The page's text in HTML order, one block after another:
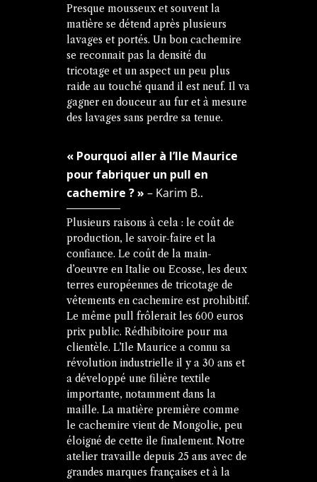
Presque mousseux et souvent la
matière se détend après plusieurs
lavages et portés. Un bon cachemire
se reconnait pas la densité du
tricotage et un aspect un peu plus
raide au touché quand il est neuf. Il va
gagner en douceur au fur et à mesure
des lavages sans perdre sa tenue.
« Pourquoi aller à l’Ile Maurice
pour fabriquer un pull en
cachemire ? » – Karim B..
Plusieurs raisons à cela : le coût de
production, le savoir-faire et la
confiance. Le coût de la main-
d’oeuvre en Italie ou Ecosse, les deux
terres européennes de tricotage de
vêtements en cachemire est prohibitif.
Le même pull frôlerait les 600 euros
prix public. Rédhibitoire pour ma
clientèle. L’Ile Maurice a connu sa
révolution industrielle il y a 30 ans et
a développé une filière textile
importante, notamment dans la
maille. La matière première comme
le cachemire vient de Mongolie, peu
éloigné de cette ile finalement. Notre
atelier travaille depuis 25 ans avec de
grandes marques françaises et à la